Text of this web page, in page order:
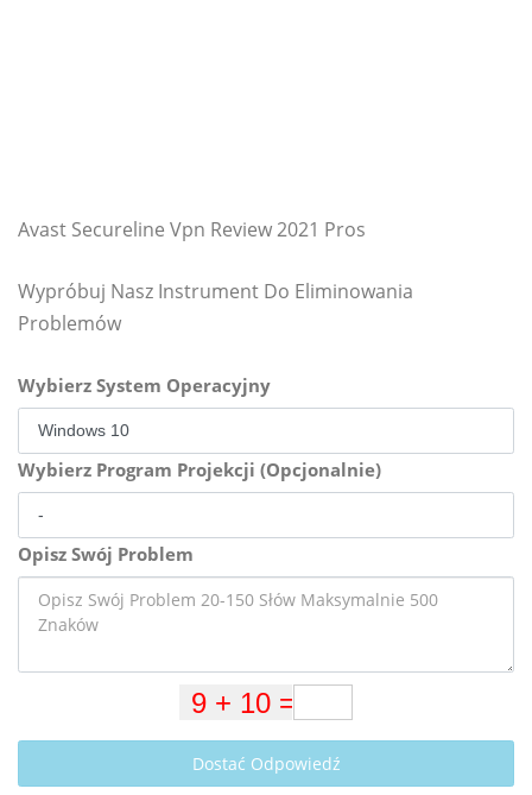
Avast Secureline Vpn Review 2021 Pros
Wypróbuj Nasz Instrument Do Eliminowania
Problemów
Wybierz System Operacyjny
Wybierz Program Projekcji (Opcjonalnie)
Opisz Swój Problem
Dostać Odpowiedź